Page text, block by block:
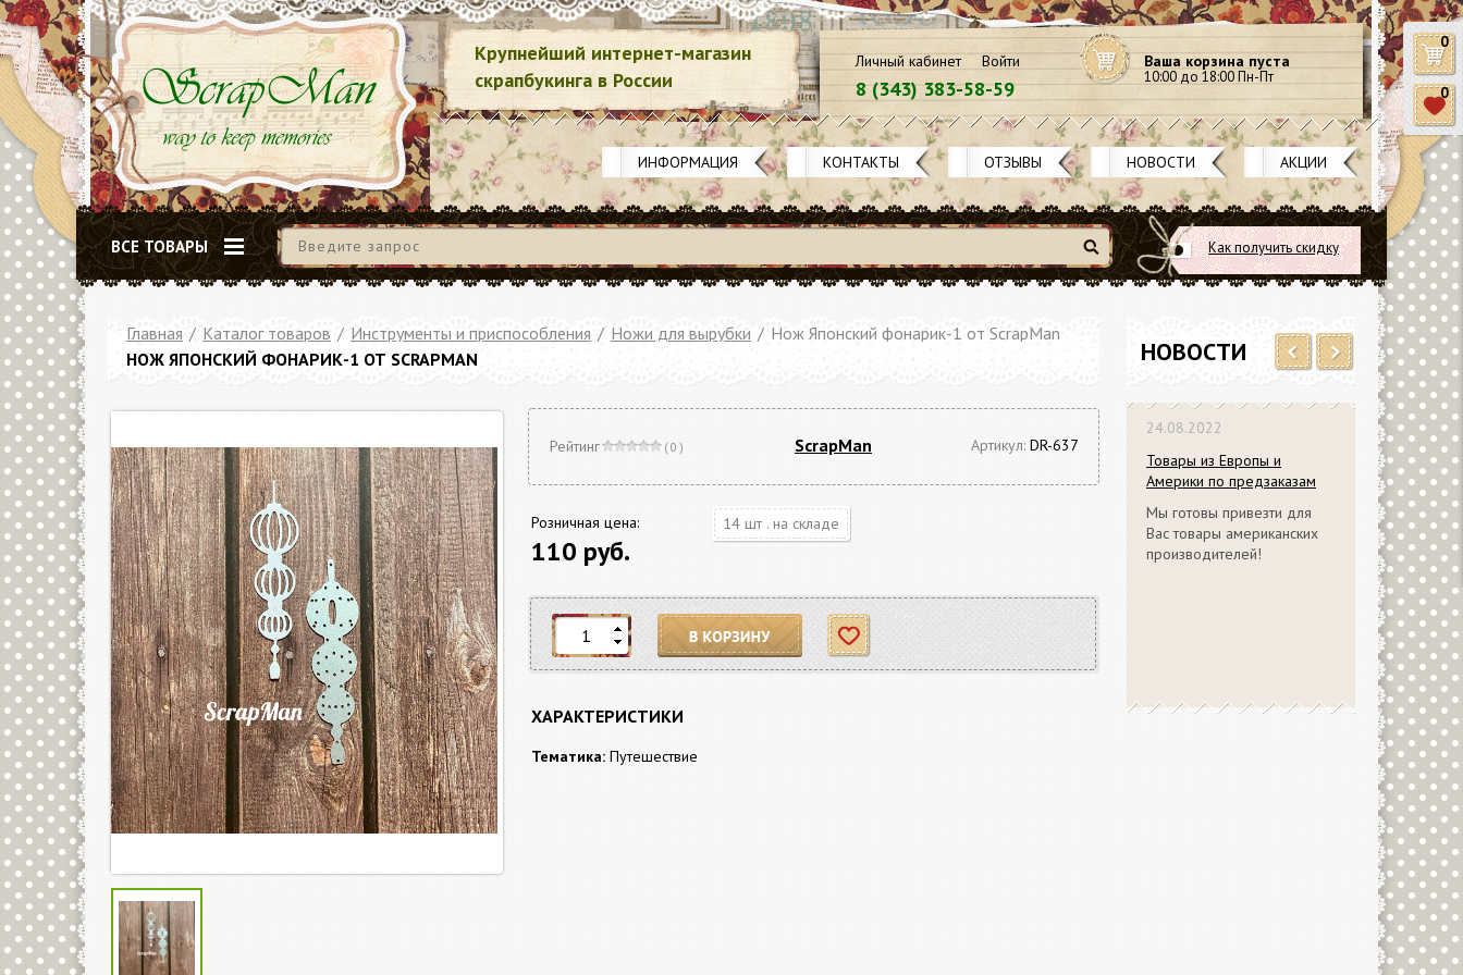
Ваша корзина пуста
10:00 до 18:00 Пн-Пт
Личный кабинет Войти
8 (343) 383-58-59
Крупнейший интернет-магазин
скрапбукинга в России
ИНФОРМАЦИЯ КОНТАКТЫ ОТЗЫВЫ НОВОСТИ АКЦИИ
Как получить скидку
Найти
ВСЕ ТОВАРЫ
НОВОСТИ
24.08.2022
Товары из Европы и
Америки по предзаказам
Мы готовы привезти для
Вас товары американских
производителей!
Главная / Каталог товаров / Инструменты и приспособления / Ножи для вырубки / Нож Японский фонарик-1 от ScrapMan
НОЖ ЯПОНСКИЙ ФОНАРИК-1 ОТ SCRAPMAN
ScrapMan
Рейтинг ( 0 ) Артикул: DR-637
Розничная цена:
110 руб.
14 шт . на складе
В корзину Отложить
ХАРАКТЕРИСТИКИ
Тематика: Путешествие
0
0